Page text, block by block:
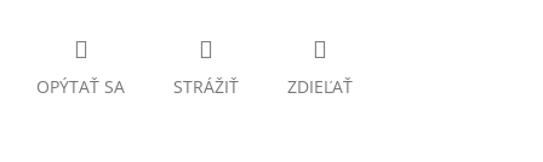
OPÝTAŤ SA STRÁŽIŤ ZDIEĽAŤ